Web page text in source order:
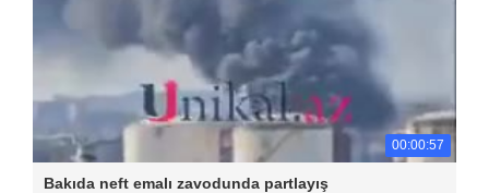
00:00:57
Bakıda neft emalı zavodunda partlayış